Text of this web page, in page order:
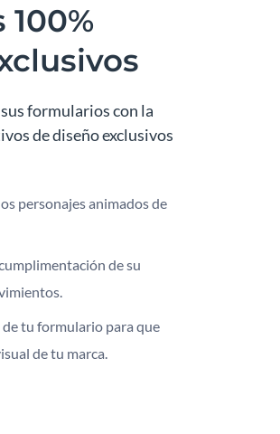
formularios con la
de diseño exclusivos
personajes animados de
de su
tu formulario para que
de tu marca.